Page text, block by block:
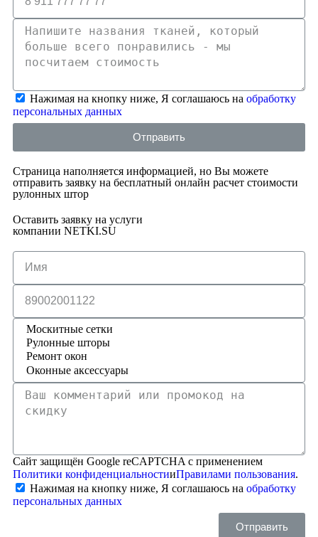
Нажимая на кнопку ниже, Я соглашаюсь на обработку
персональных данных
Отправить
Страница наполняется информацией, но Вы можете
отправить заявку на бесплатный онлайн расчет стоимости
рулонных штор
Оставить заявку на услуги
компании NETKI.SU
Сайт защищён Google reCAPTCHA с применением
Политики конфиденциальностииПравилами пользования.
Нажимая на кнопку ниже, Я соглашаюсь на обработку
персональных данных
Отправить